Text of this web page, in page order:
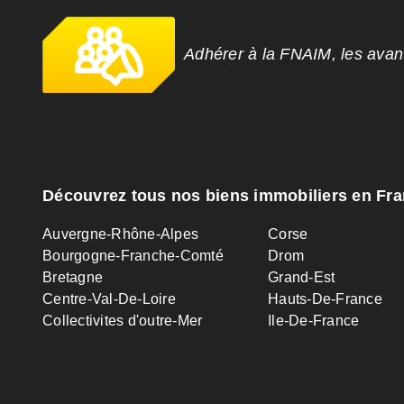
Adhérer à la FNAIM, les
Découvrez tous nos biens immobiliers en
Auvergne-Rhône-Alpes
Bourgogne-Franche-Comté
Bretagne
Centre-Val-De-Loire
Collectivites d'outre-Mer
Corse
Drom
Grand-Est
Hauts-De-France
Ile-De-France